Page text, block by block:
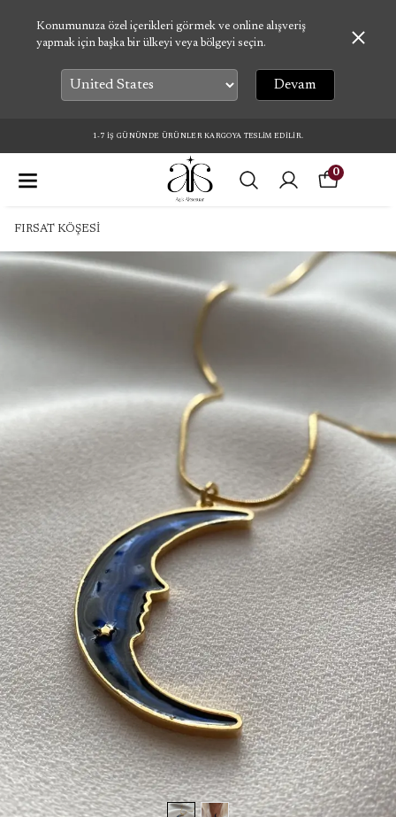
Konumunuza özel içerikleri görmek ve online alışveriş
yapmak için başka bir ülkeyi veya bölgeyi seçin.
Devam
1-7 İŞ GÜNÜNDE ÜRÜNLER KARGOYA TESLİM EDİLİR.
0
FIRSAT KÖŞESİ